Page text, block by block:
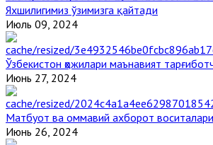
Яхшилигимиз ўзимизга қайтади
Июль 09, 2024
Ўзбекистон ҳожилари маънавият
Июнь 27, 2024
Матбуот ва оммавий ахборот
Июнь 26, 2024